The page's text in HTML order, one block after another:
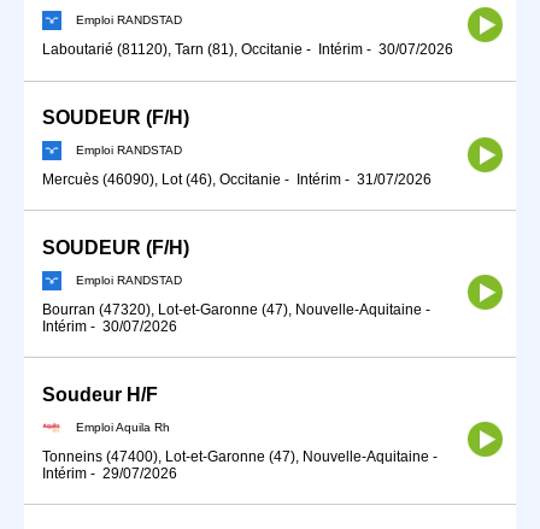
Emploi RANDSTAD
Laboutarié (81120), Tarn (81), Occitanie - Intérim - 30/07/2026
SOUDEUR (F/H)
Emploi RANDSTAD
Mercuès (46090), Lot (46), Occitanie - Intérim - 31/07/2026
SOUDEUR (F/H)
Emploi RANDSTAD
Bourran (47320), Lot-et-Garonne (47), Nouvelle-Aquitaine -
Intérim - 30/07/2026
Soudeur H/F
Emploi Aquila Rh
Tonneins (47400), Lot-et-Garonne (47), Nouvelle-Aquitaine -
Intérim - 29/07/2026